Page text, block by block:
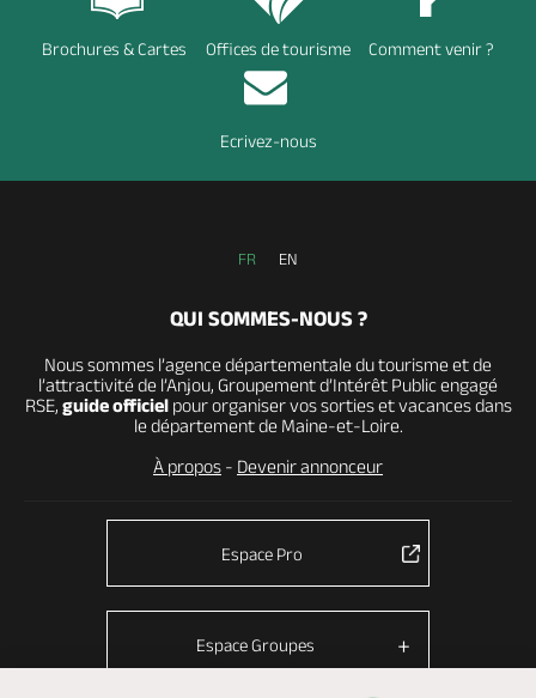
Brochures & Cartes Offices de tourisme Comment venir ?
Ecrivez-nous
FR EN
QUI SOMMES-NOUS ?
Nous sommes l’agence départementale du tourisme et de
l’attractivité de l’Anjou, Groupement d’Intérêt Public engagé
RSE, guide officielpour organiser vos sorties et vacances dans
le département de Maine-et-Loire.
À propos - Devenir annonceur
Espace Pro
Espace Groupes